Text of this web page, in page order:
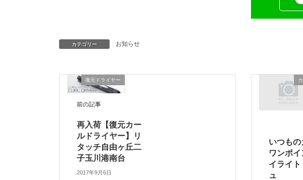
カテゴリー お知らせ
復元ドライヤー
前の記事
再入荷【復元カー
ルドライヤー】リ
タッチ自由ヶ丘二
子玉川港南台
2017年9月6日
いつもの
ワンポ
イライ
ュ